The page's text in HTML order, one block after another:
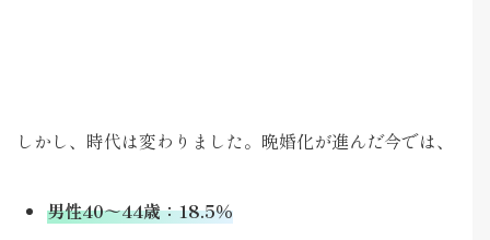
しかし、時代は変わりました。晩婚化が進んだ今では、
男性40～44歳：18.5％